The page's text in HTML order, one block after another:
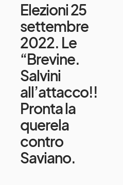
Elezioni 25
settembre
2022. Le
“Brevine.
Salvini
all’attacco!!
Pronta la
querela
contro
Saviano.